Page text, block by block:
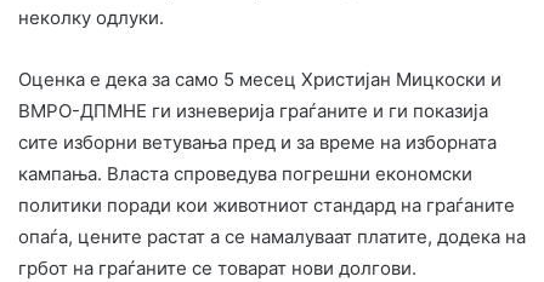
неколку одлуки.
Оценка е дека за само 5 месец Христијан Мицкоски и
ВМРО-ДПМНЕ ги изневерија граѓаните и ги показија
сите изборни ветувања пред и за време на изборната
кампања. Власта спроведува погрешни економски
политики поради кои животниот стандард на граѓаните
опаѓа, цените растат а се намалуваат платите, додека на
грбот на граѓаните се товарат нови долгови.